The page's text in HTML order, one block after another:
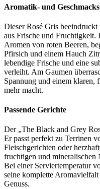
Aromatik- und
Dieser Rosé Gris
aus Frische und Fruchtigkeit.
Aromen von roten Beeren,
Pfirsich und einem Hauch
lebendige Frische und eine
verleiht. Am Gaumen
Spannung und einem klaren,
mehr macht.
Passende Gerichte
Der „The Black and Grey
Er passt perfekt zu Terrinen
Fleischgerichten oder
fruchtigen und mineralischen
Bei einer Serviertemperatur
seine komplette
Genuss.